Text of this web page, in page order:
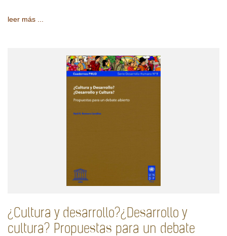
leer más ...
¿Cultura y desarrollo?¿Desarrollo y
cultura? Propuestas para un debate